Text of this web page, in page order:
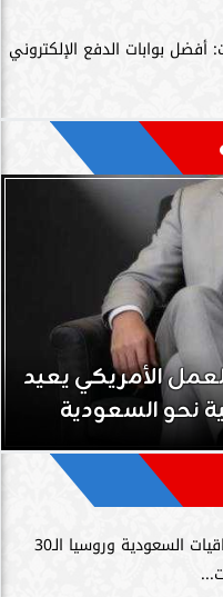
أفضل بوابات الدفع الإلكتروني
الأمريكي يعيد
نحو السعودية
سامر شقير: اتفاقيات السعودية وروسيا الـ30